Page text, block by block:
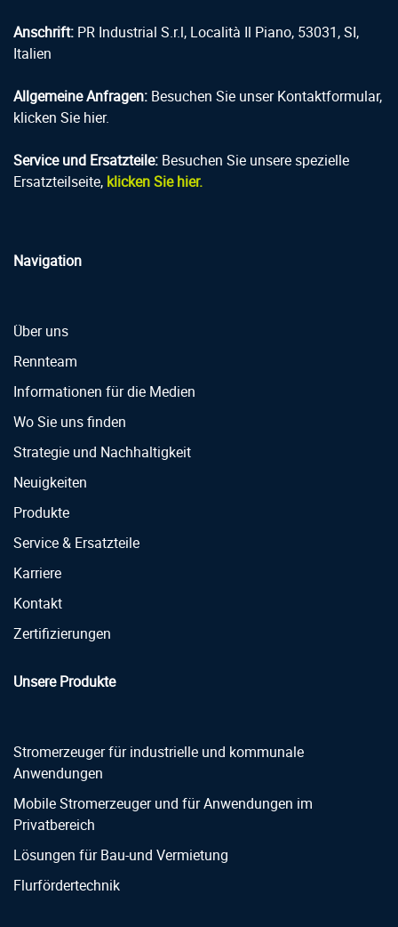
Anschrift: PR Industrial S.r.l, Località Il Piano, 53031, SI,
Italien
Allgemeine Anfragen: Besuchen Sie unser Kontaktformular,
klicken Sie hier.
Service und Ersatzteile: Besuchen Sie unsere spezielle
Ersatzteilseite, klicken Sie hier.
Navigation
Über uns
Rennteam
Informationen für die Medien
Wo Sie uns finden
Strategie und Nachhaltigkeit
Neuigkeiten
Produkte
Service & Ersatzteile
Karriere
Kontakt
Zertifizierungen
Unsere Produkte
Stromerzeuger für industrielle und kommunale
Anwendungen
Mobile Stromerzeuger und für Anwendungen im
Privatbereich
Lösungen für Bau-und Vermietung
Flurfördertechnik